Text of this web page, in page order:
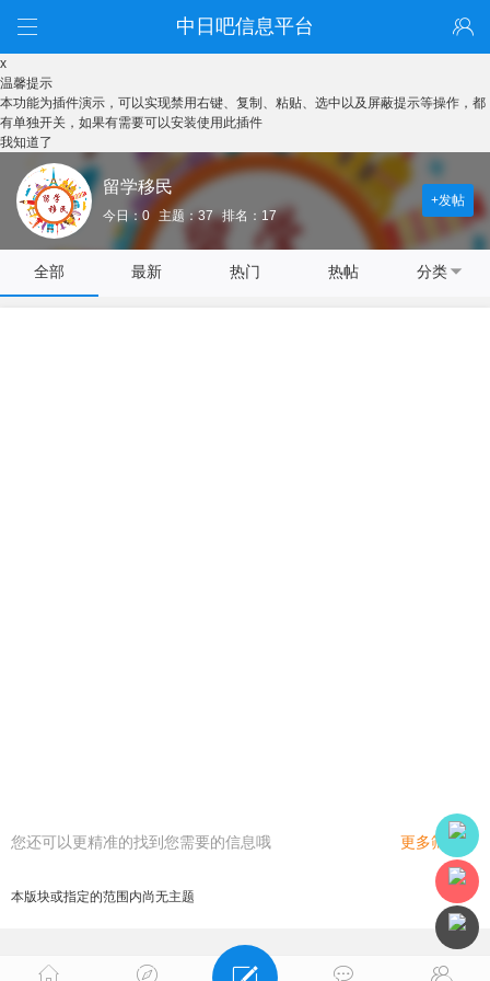
中日吧信息平台
x
温馨提示
本功能为插件演示，可以实现禁用右键、复制、粘贴、选中以及屏蔽提示等操作，都
有单独开关，如果有需要可以安装使用此插件
我知道了
留学移民
今日：0 主题：37 排名：17
+发帖
全部 最新 热门 热帖 分类
您还可以更精准的找到您需要的信息哦 更多筛选
本版块或指定的范围内尚无主题